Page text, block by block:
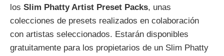
los Slim Phatty Artist Preset Packs, unas
colecciones de presets realizados en colaboración
con artistas seleccionados. Estarán disponibles
gratuitamente para los propietarios de un Slim Phatty